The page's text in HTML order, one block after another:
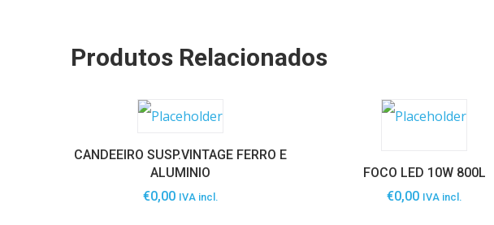
Produtos Relacionados
CANDEEIRO SUSP.VINTAGE FERRO E
ALUMINIO
€0,00 IVA incl.
FOCO LED 10W 800L
€0,00 IVA incl.